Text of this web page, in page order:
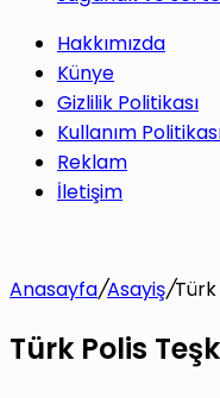
Hakkımızda
Künye
Gizlilik Politikası
Kullanım
Reklam
İletişim
Anasayfa/Asayiş/Türk
Türk Polis